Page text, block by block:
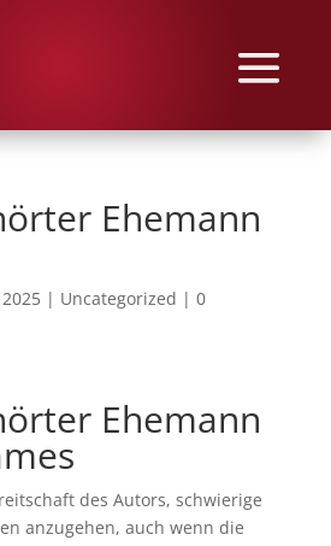
Ehemann
| Uncategorized | 0
Ehemann
des Autors, schwierige
anzugehen, auch wenn die